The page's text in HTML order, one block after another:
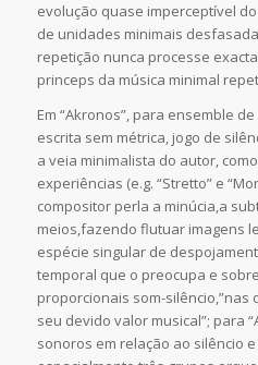
evolução quase imperceptível
de unidades minimais
repetição nunca processe
princeps da música minimal
Em “Akronos”, para ensemble
escrita sem métrica, jogo de
a veia minimalista do autor,
experiências (e.g. “Stretto” e
compositor perla a minúcia,a
meios,fazendo flutuar imagens
espécie singular de
temporal que o preocupa e
proporcionais som-silêncio,”nas
seu devido valor musical”; para
sonoros em relação ao silêncio e